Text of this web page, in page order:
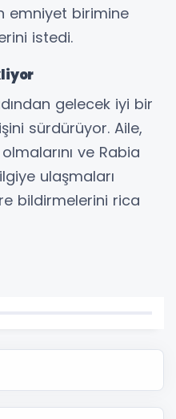
emniyet birimine
istedi.
gelecek iyi bir
sürdürüyor. Aile,
ve Rabia
ulaşmaları
bildirmelerini rica